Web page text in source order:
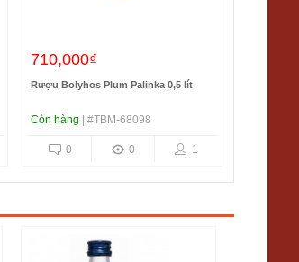
710,000₫
Rượu Bolyhos Plum Palinka 0,5 lít
Còn hàng | #TBM-68098
1
0
0